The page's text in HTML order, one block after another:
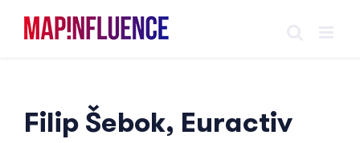
Skip
Filip Šebok, Euractiv